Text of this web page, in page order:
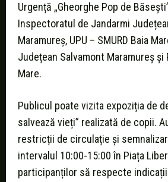
Urgență „Gheorghe Pop de
Inspectoratul de Jandarmi
Maramureș, UPU – SMURD Baia
Județean Salvamont Maramureș și
Mare.
Publicul poate vizita expoziția de
salvează vieți” realizată de copii.
restricții de circulație și
intervalul 10:00-15:00 în Piața
participanților să respecte